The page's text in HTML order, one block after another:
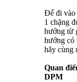
Để đi vào
1 chặng
hướng từ
hướng có
hãy cùng
Quan
DPM